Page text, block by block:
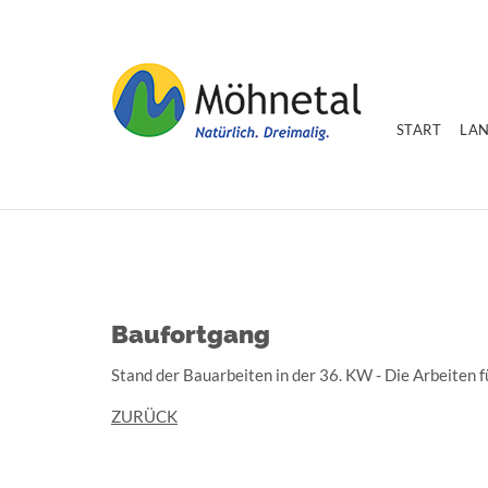
START
Baufortgang
Stand der Bauarbeiten in der 36. KW - Die Arbeiten
ZURÜCK